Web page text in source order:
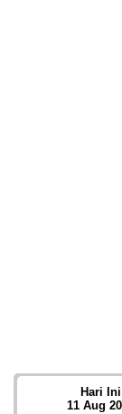
Hari Ini
11 Aug